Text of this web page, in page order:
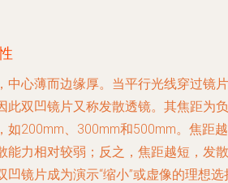
中心薄而边缘厚。当平行光线穿过镜片
此双凹镜片又称发散透镜。其焦距为负
如200mm、300mm和500mm。焦距越
能力相对较弱；反之，焦距越短，发散
镜片成为演示“缩小”或虚像的理想选